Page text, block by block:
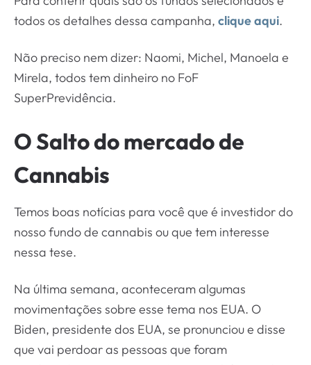
todos os detalhes dessa campanha, clique aqui.
Não preciso nem dizer: Naomi, Michel, Manoela e
Mirela, todos tem dinheiro no FoF
SuperPrevidência.
O Salto do mercado de
Cannabis
Temos boas notícias para você que é investidor do
nosso fundo de cannabis ou que tem interesse
nessa tese.
Na última semana, aconteceram algumas
movimentações sobre esse tema nos EUA. O
Biden, presidente dos EUA, se pronunciou e disse
que vai perdoar as pessoas que foram